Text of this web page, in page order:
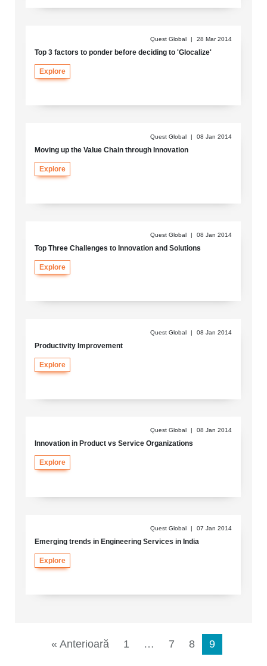
Quest Global | 28 Mar 2014
Top 3 factors to ponder before deciding to 'Glocalize'
Explore
Quest Global | 08 Jan 2014
Moving up the Value Chain through Innovation
Explore
Quest Global | 08 Jan 2014
Top Three Challenges to Innovation and Solutions
Explore
Quest Global | 08 Jan 2014
Productivity Improvement
Explore
Quest Global 08 Jan 2014
Innovation in Product vs Service Organizations
Explore
Quest Global | 07 Jan 2014
Emerging trends in Engineering Services in India
Explore
« Anterioară 1 … 7 8 9